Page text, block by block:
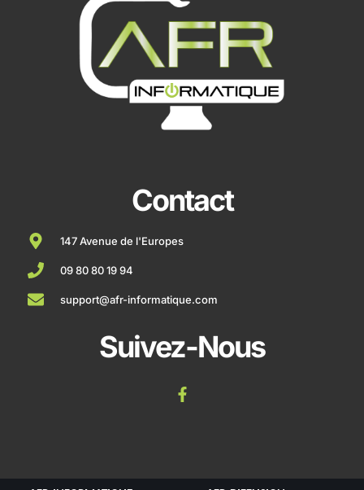
Contact
147 Avenue de l'Europes
09 80 80 19 94
support@afr-informatique.com
Suivez-Nous